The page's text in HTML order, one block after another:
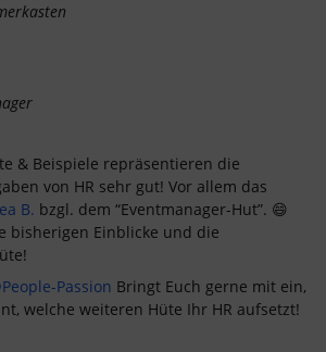
& Beispiele repräsentieren die
von HR sehr gut! Vor allem das
B. bzgl. dem “Eventmanager-Hut”. 😄
bisherigen Einblicke und die
Passion Bringt Euch gerne mit ein,
welche weiteren Hüte Ihr HR aufsetzt!